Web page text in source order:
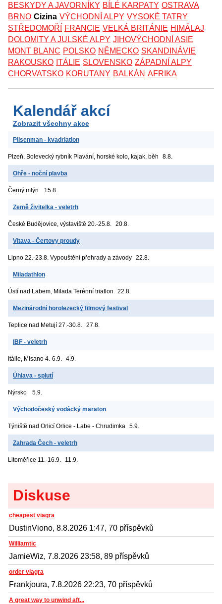
BESKYDY A JAVORNÍKY BÍLÉ KARPATY OSTRAVA
BRNO Cizina VÝCHODNÍ ALPY VYSOKÉ TATRY
STŘEDOMOŘÍ
FRANCIE VELKÁ BRITÁNIE HIMÁLAJ
DOLOMITY A JULSKÉ ALPY JIHOVÝCHODNÍ ASIE
MONT BLANC POLSKO NĚMECKO SKANDINÁVIE
RAKOUSKO ITÁLIE SLOVENSKO ZÁPADNÍ ALPY
CHORVATSKO KORUTANY BALKÁN AFRIKA
Kalendář akcí
Zobrazit všechny akce
Pilsenman - kvadriatlon
Plzeň, Bolevecký rybník Plavání, horské kolo, kajak, běh 8.8.
Ohře - noční plavba
Černý mlýn 15.8.
Země živitelka - veletrh
České Budějovice, výstaviště 20.-25.8. 20.8.
Vltava - Čertovy proudy
Lipno 22.-23.8. Vypouštění přehrady a závody 22.8.
Miladathlon
Ústí nad Labem, Milada Terénní triatlon 22.8.
Mezinárodní horolezecký filmový festival
Teplice nad Metují 27.-30.8. 27.8.
IBF - veletrh
Itálie, Misano 4.-6.9. 4.9.
Úhlava - splutí
Nýrsko 5.9.
Východočeský vodácký maraton
Týniště nad Orlicí Orlice - Labe - Chrudimka 5.9.
Zahrada Čech - veletrh
Litoměřice 11.-16.9. 11.9.
Diskuse
cheapest viagra
DustinViono, 8.8.2026 1:47, 70 příspěvků
Williamtic
JamieWiz, 7.8.2026 23:58, 89 příspěvků
order viagra
Frankjoura, 7.8.2026 22:23, 70 příspěvků
A great way to unwind aft...